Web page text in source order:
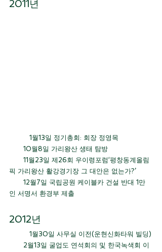
2011년
	1월13일 정기총회: 회장 정영목
10월8일 가리왕산 생태 탐방
11월23일 제26회 우이령포럼‘평창동계올림
픽 가리왕산 활강경기장 그 대안은 없는가?’
12월7일 국립공원 케이블카 건설 반대 1만
인 서명서 환경부 제출
2012년
	1월30일 사무실 이전(운현신화타워 빌딩)
2월13일 굴업도 연석회의 및 한국녹색회 이